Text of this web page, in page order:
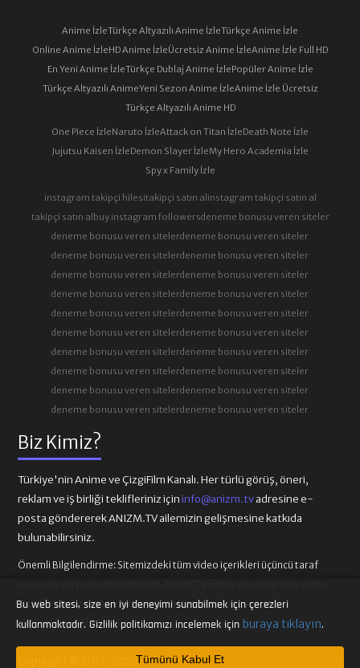
Biz Kimiz?
Türkiye'nin Anime ve ÇizgiFilm Kanalı. Her türlü görüş, öneri,
reklam ve iş birliği teklifleriniz içininfo@anizm.tvadresine e-
posta göndererek ANIZM.TV ailemizin gelişmesine katkıda
bulunabilirsiniz.
Önemli Bilgilendirme: Sitemizdeki tüm video içerikleri üçüncü taraf
içeriği barındırmamaktadır. Telif hakkı talepleri ilgili video
sağlayıcılarına iletilmelidir.
Copyright © 2013-2026
Anime İzleTürkçe Altyazılı Anime İzleTürkçe Anime İzle
Online Anime İzleHD Anime İzleÜcretsiz Anime İzleAnime İzle Full HD
En Yeni Anime İzleTürkçe Dublaj Anime İzlePopüler Anime İzle
Türkçe Altyazılı AnimeYeni Sezon Anime İzleAnime İzle Ücretsiz
Türkçe Altyazılı Anime HD
One Piece İzleNaruto İzleAttack on Titan İzleDeath Note İzle
Jujutsu Kaisen İzleDemon Slayer İzleMy Hero Academia İzle
Spy x Family İzle
instagram takipçi hilesitakipçi satın alinstagram takipçi satın al
takipçi satın albuy instagram followersdeneme bonusu veren siteler
deneme bonusu veren sitelerdeneme bonusu veren siteler
deneme bonusu veren sitelerdeneme bonusu veren siteler
deneme bonusu veren sitelerdeneme bonusu veren siteler
deneme bonusu veren sitelerdeneme bonusu veren siteler
deneme bonusu veren sitelerdeneme bonusu veren siteler
deneme bonusu veren sitelerdeneme bonusu veren siteler
deneme bonusu veren sitelerdeneme bonusu veren siteler
deneme bonusu veren sitelerdeneme bonusu veren siteler
deneme bonusu veren sitelerdeneme bonusu veren siteler
deneme bonusu veren sitelerdeneme bonusu veren siteler
Bu web sitesi, size en iyi deneyimi sunabilmek için çerezleri
kullanmaktadır. Gizlilik politikamızı incelemek için buraya tıklayın.
Tümünü Kabul Et